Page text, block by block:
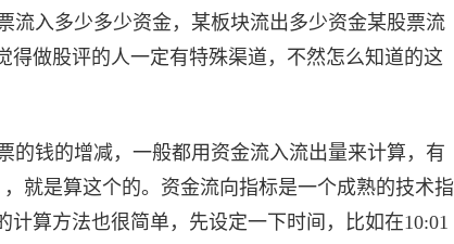
入多少多少资金，某板块流出多少资金某股票流
得做股评的人一定有特殊渠道，不然怎么知道的这
钱的增减，一般都用资金流入流出量来计算，有
就是算这个的。资金流向指标是一个成熟的技术指
算方法也很简单，先设定一下时间，比如在10:01